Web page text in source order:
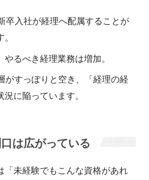
卒入社が経理へ配属することが
るべき経理業務は増加。
がすっぽりと空き、「経理の経
に陥っています。
は広がっている
「未経験でもこんな資格があれ